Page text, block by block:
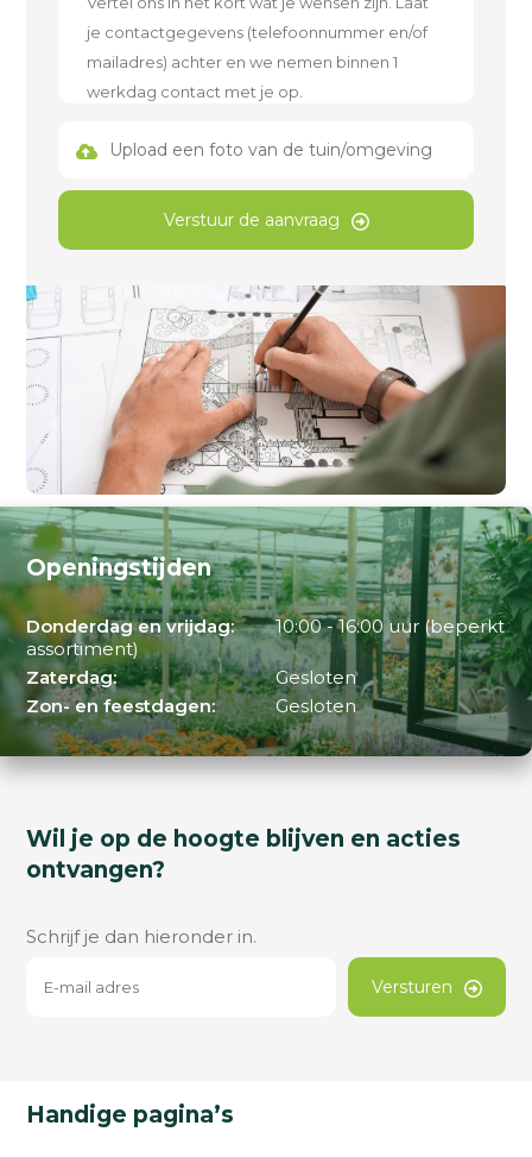
Upload een foto van de tuin/omgeving
Verstuur de aanvraag
Openingstijden
Donderdag en vrijdag:
10:00 - 16:00 uur (beperkt
assortiment)
Zaterdag:
Gesloten
Zon- en feestdagen:
Gesloten
Wil je op de hoogte blijven en acties
ontvangen?
Schrijf je dan hieronder in.
Versturen
Handige pagina’s